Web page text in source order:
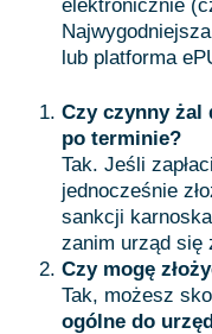
elektronicznie
lub platforma
Czy czynny żal
po terminie?
Tak. Jeśli
jednocześnie
sankcji
zanim urząd się
Czy mogę
Tak, możesz
ogólne do